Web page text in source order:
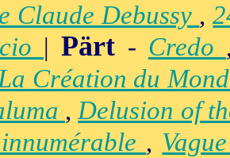
Claude Debussy ,
|Pärt - Credo
Création du
,Delusion of
,